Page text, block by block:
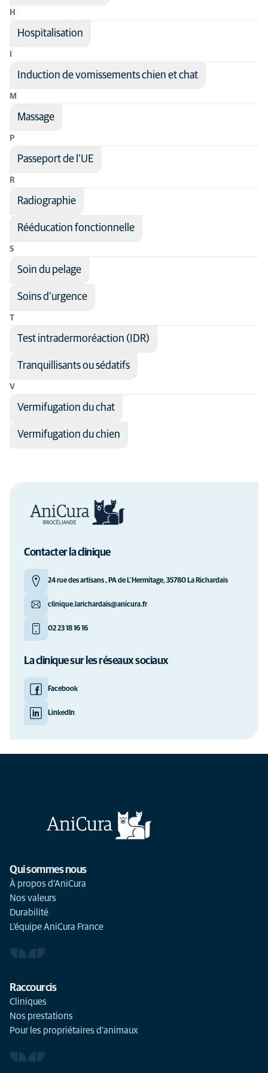
H
Hospitalisation
Induction de vomissements chien et chat
M
Massage
P
Passeport de l'UE
R
Radiographie
Rééducation fonctionnelle
S
Soin du pelage
Soins d'urgence
T
Test intradermoréaction (IDR)
Tranquillisants ou sédatifs
V
Vermifugation du chat
Vermifugation du chien
Contacter la clinique
24 rue des artisans , PA de L’Hermitage, 35780 La Richardais
clinique.larichardais@anicura.fr
02 23 18 16 16
La clinique sur les réseaux sociaux
Facebook
LinkedIn
Qui sommes nous
À propos d'AniCura
Nos valeurs
Durabilité
L'équipe AniCura France
Raccourcis
Cliniques
Nos prestations
Pour les propriétaires d'animaux